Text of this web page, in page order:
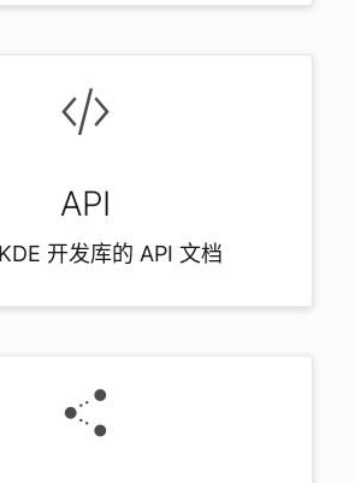
API
开发库的 API 文档